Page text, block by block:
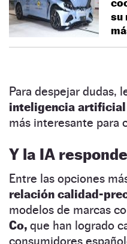
su
Para despejar dudas,
inteligencia artificial
más interesante para
Y la IA responde
Entre las opciones
relación calidad-
modelos de marcas
Co, que han logrado
consumidores